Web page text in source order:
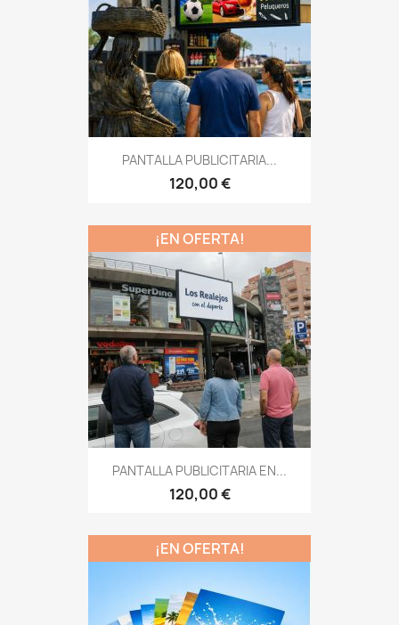
PANTALLA PUBLICITARIA...
120,00 €
PANTALLA PUBLICITARIA EN...
120,00 €
¡EN OFERTA!
¡EN OFERTA!